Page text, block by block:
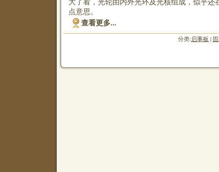
点意思。
查看更多...
分类:启事板 |